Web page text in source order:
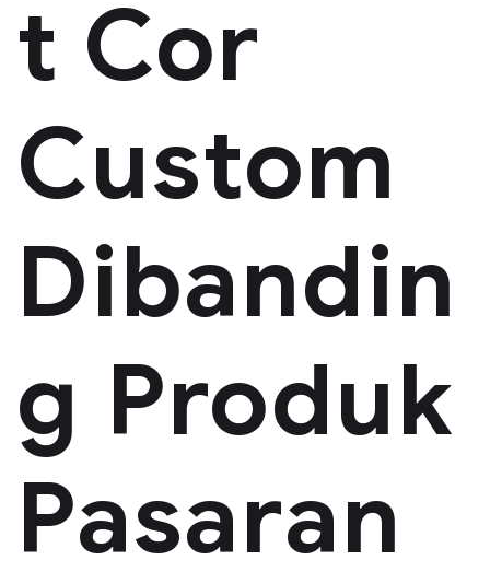
t Cor
Custom
Dibandin
g Produk
Pasaran